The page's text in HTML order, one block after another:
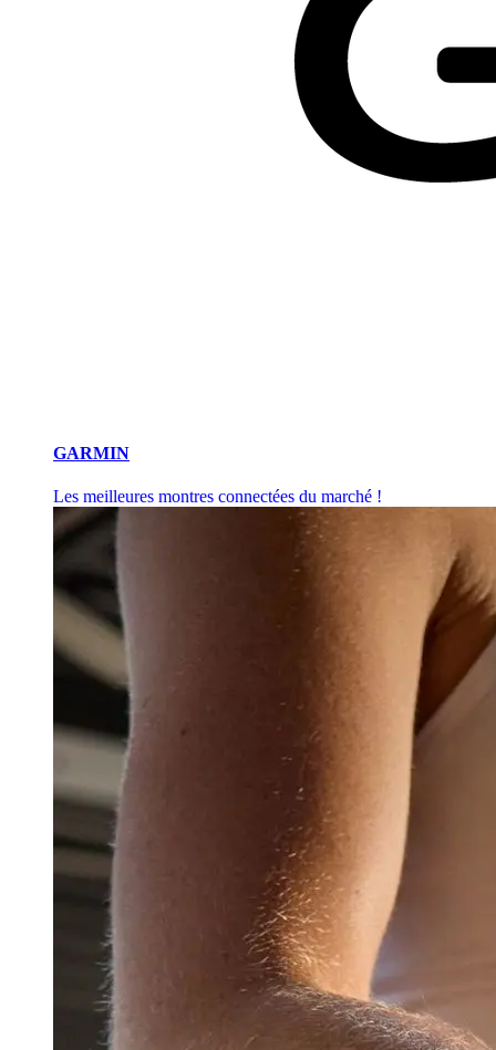
GARMIN
Les meilleures montres connectées du marché !